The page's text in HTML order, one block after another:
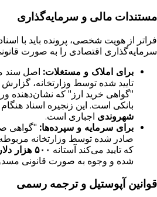
مستندات مالی و سرمایه‌گذاری
فراتر از هویت شخصی، پرونده باید با
سرمایه‌گذاری اقتصادی را به صورت قانونی
برای املاک و مستغلات: اصل سند
تایید شده توسط وزارتخانه،
"گواهی خرید ارز" که نشان‌دهنده
بانکی است. این زنجیره اسناد هنگام
شهروندی اجباری است.
برای سرمایه و سپرده‌ها: "گواهی
صادر شده توسط وزارتخانه
که تایید می‌کند آستانه ۵۰۰ هزار دلاری سرمایه‌گذاری
شده و وجوه به صورت قانونی
قوانین آپوستیل و ترجمه رسمی